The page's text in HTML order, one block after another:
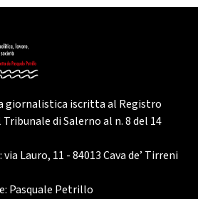
giornalistica iscritta al Registro
di Salerno al n. 8 del 14
Lauro, 11 - 84013 Cava de’ Tirreni
Pasquale Petrillo